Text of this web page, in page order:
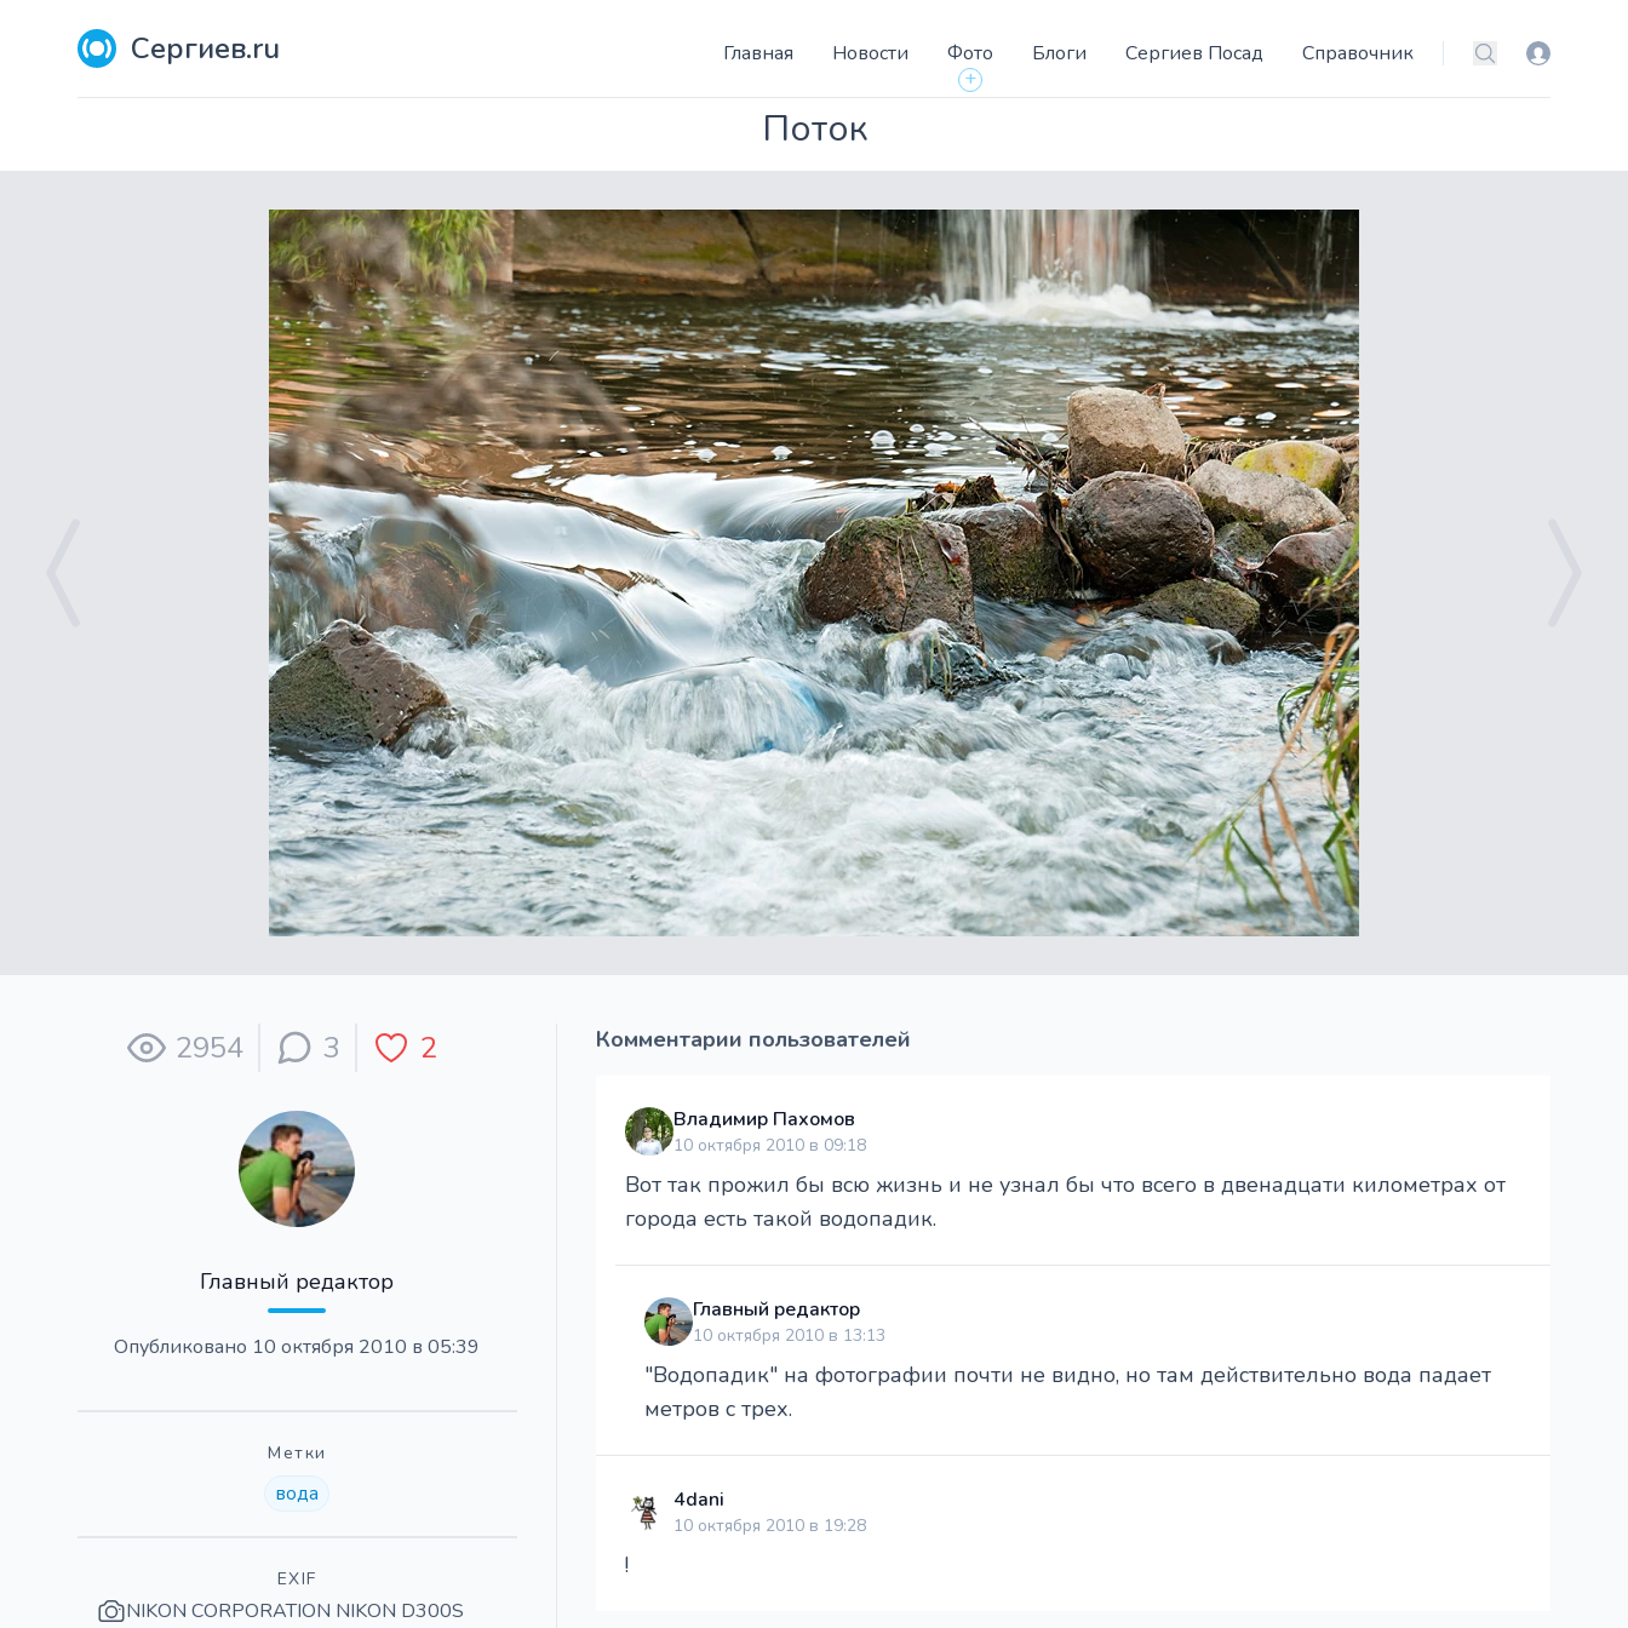
Сергиев.ru Главная Новости
Фото
+
Блоги Сергиев Посад Справочник Поиск Вход
Поток
2954 3 2
Главный редактор
Опубликовано 10 октября 2010 в 05:39
Метки
вода
EXIF
NIKON CORPORATION NIKON D300S
Комментарии пользователей
Владимир Пахомов
10 октября 2010 в 09:18
Вот так прожил бы всю жизнь и не узнал бы что всего в двенадцати километрах от
города есть такой водопадик.
Главный редактор
10 октября 2010 в 13:13
"Водопадик" на фотографии почти не видно, но там действительно вода падает
метров с трех.
4dani
10 октября 2010 в 19:28
!